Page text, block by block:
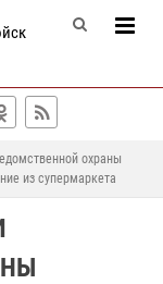
охраны
из супермаркета